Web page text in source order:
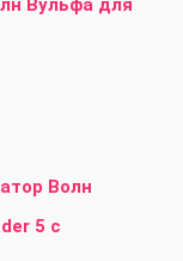
Вульфа для
Волн
5 с